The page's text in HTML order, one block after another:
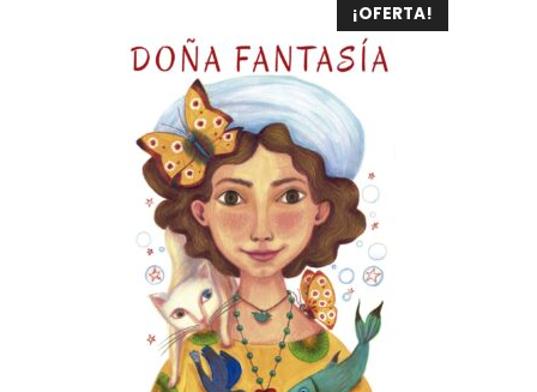
¡OFERTA!